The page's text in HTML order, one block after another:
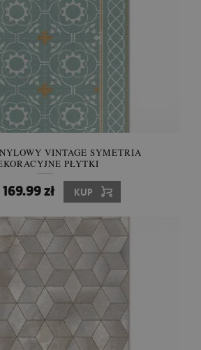
VINTAGE SYMETRIA
PŁYTKI
169.99 zł KUP